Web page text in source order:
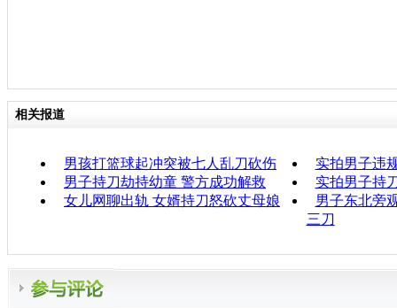
相关报道
男孩打篮球起冲突被七人乱刀砍伤
实拍男子违
男子持刀劫持幼童 警方成功解救
实拍男子持
女儿网聊出轨 女婿持刀怒砍丈母娘
男子东北旁
三刀